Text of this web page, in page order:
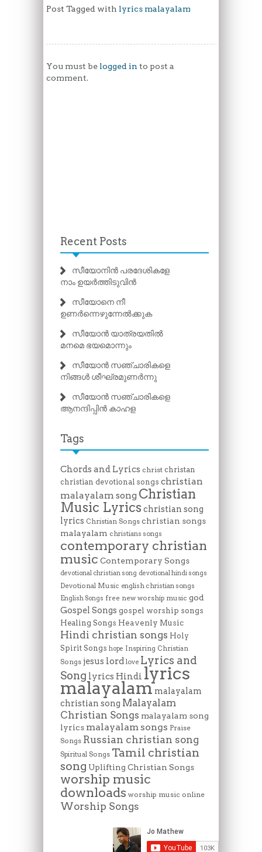
Post Tagged with lyrics malayalam
You must be logged in to post a
comment.
Recent Posts
സീയോനിൻ പരദേശികളേ
നാം ഉയർത്തിടുവിൻ
സീയോനെ നീ
ഉണർന്നെഴുന്നേൽക്കുക
സീയോൻ യാത്രയതിൽ
മനമെ ഭയമൊന്നും
സീയോൻ സഞ്ചാരികളെ
നിങ്ങൾ ശീഘ്രമുണർന്നു
സീയോൻ സഞ്ചാരികളെ
ആനന്ദിപ്പിൻ കാഹള
Tags
Chords and Lyrics christ christan
christian devotional songs christian
malayalam song Christian
Music Lyrics christian song
lyrics Christian Songs christian songs
malayalam christians songs
contemporary christian
music Contemporary Songs
devotional christian song devotional hindi songs
Devotional Music english christian songs
English Songs free new worship music god
Gospel Songs gospel worship songs
Healing Songs Heavenly Music
Hindi christian songs Holy
Spirit Songs hope Inspiring Christian
Songs jesus lord love Lyrics and
Song lyrics Hindi lyrics
malayalam malayalam
christian song Malayalam
Christian Songs malayalam song
lyrics malayalam songs Praise
Songs Russian christian song
Spiritual Songs Tamil christian
song Uplifting Christian Songs
worship music
downloads worship music online
Worship Songs